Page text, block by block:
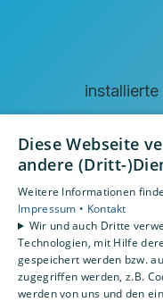
Diese Webseite
andere (Dritt-
Weitere Informationen
Impressum • Kontakt
Wir und auch Dritte
Technologien, mit Hilfe
gespeichert werden bzw.
zugegriffen werden, z.B.
werden von uns und den